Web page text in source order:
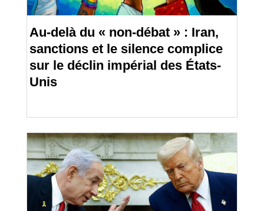
Au-delà du « non-débat » : Iran,
sanctions et le silence complice
sur le déclin impérial des États-
Unis